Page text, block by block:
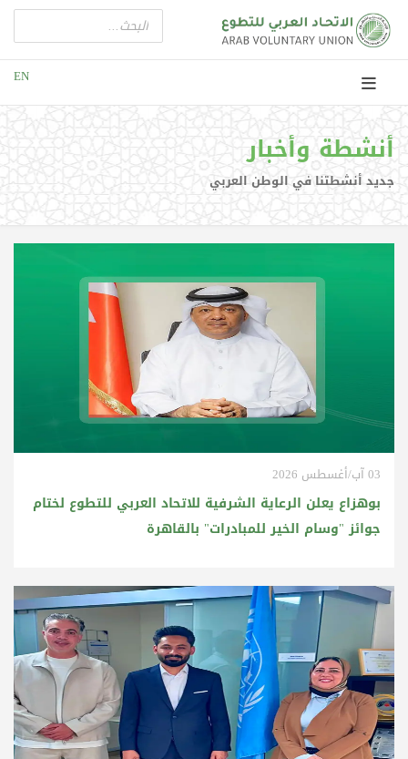
EN
أنشطة وأخبار
جديد أنشطتنا في الوطن العربي
بوهزاع يعلن الرعاية الشرفية للاتحاد العربي للتطوع لختام
جوائز "وسام الخير للمبادرات" بالقاهرة
03 آب/أغسطس 2026